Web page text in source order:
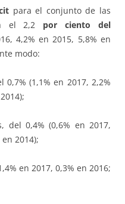
para el conjunto de las
el 2,2 por ciento del
4,2% en 2015, 5,8% en
modo:
(1,1% en 2017, 2,2%
del 0,4% (0,6% en 2017,
2014);
en 2017, 0,3% en 2016;